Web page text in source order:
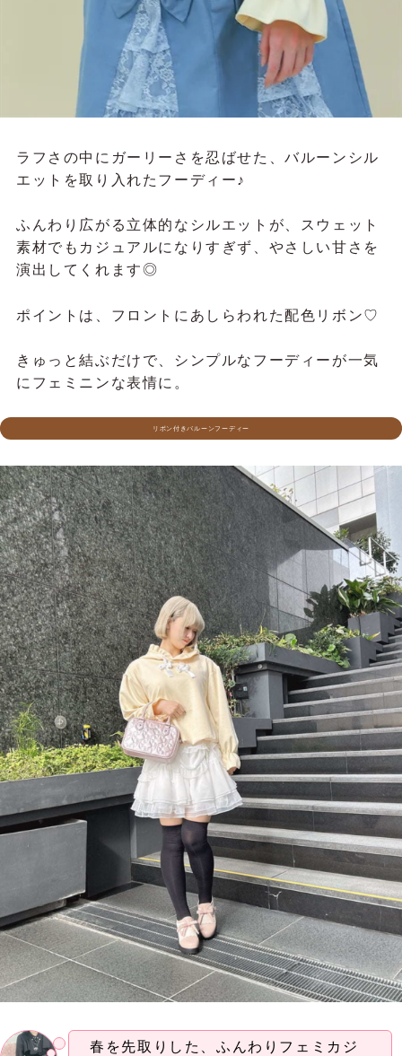
ラフさの中にガーリーさを忍ばせた、バルーンシル
エットを取り入れたフーディー♪
ふんわり広がる立体的なシルエットが、スウェット
素材でもカジュアルになりすぎず、やさしい甘さを
演出してくれます◎
ポイントは、フロントにあしらわれた配色リボン♡
きゅっと結ぶだけで、シンプルなフーディーが一気
にフェミニンな表情に。
リボン付きバルーンフーディー
春を先取りした、ふんわりフェミカジ